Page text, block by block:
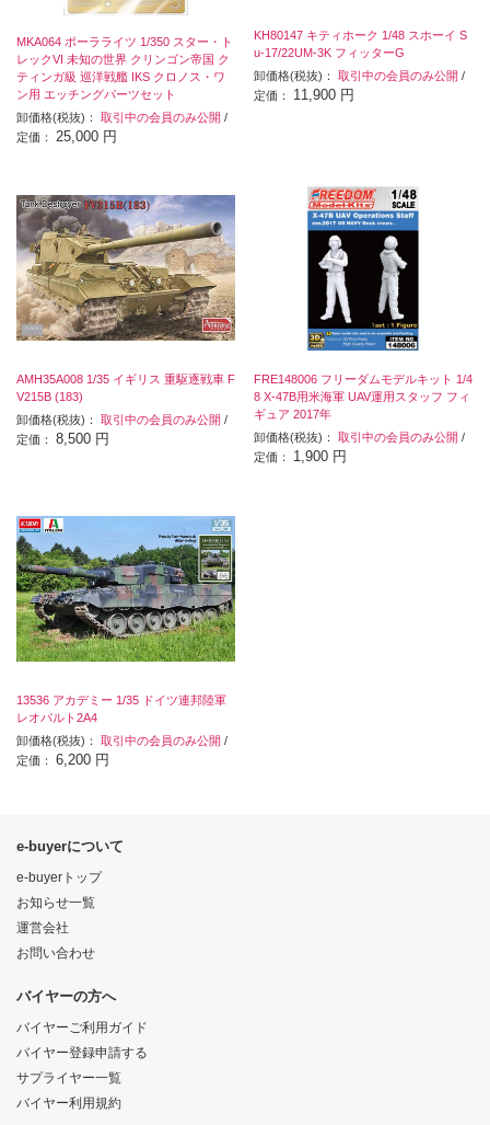
MKA064 ポーラライツ 1/350 スター・ト
レックVI 未知の世界 クリンゴン帝国 ク
ティンガ級 巡洋戦艦 IKS クロノス・ワ
ン用 エッチングパーツセット
卸価格(税抜)： 取引中の会員のみ公開 /
定価： 25,000 円
KH80147 キティホーク 1/48 スホーイ S
u-17/22UM-3K フィッターG
卸価格(税抜)：取引中の会員のみ公開 /
定価： 11,900 円
AMH35A008 1/35 イギリス 重駆逐戦車 F
V215B (183)
卸価格(税抜)： 取引中の会員のみ公開 /
定価： 8,500 円
FRE148006 フリーダムモデルキット 1/4
8 X-47B用米海軍 UAV運用スタッフ フィ
ギュア 2017年
卸価格(税抜)：取引中の会員のみ公開 /
定価： 1,900 円
13536 アカデミー 1/35 ドイツ連邦陸軍
レオパルト2A4
卸価格(税抜)： 取引中の会員のみ公開 /
定価： 6,200 円
e-buyerについて
e-buyerトップ
お知らせ一覧
運営会社
お問い合わせ
バイヤーの方へ
バイヤーご利用ガイド
バイヤー登録申請する
サプライヤー一覧
バイヤー利用規約